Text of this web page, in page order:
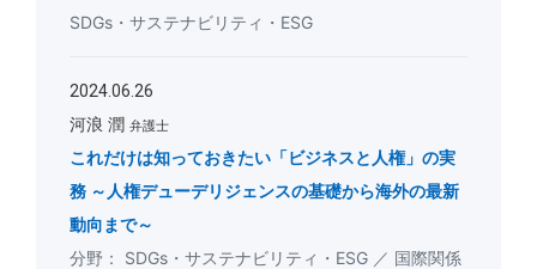
SDGs・サステナビリティ・ESG
2024.06.26
河浪 潤 弁護士
これだけは知っておきたい「ビジネスと人権」の実
務 ～人権デューデリジェンスの基礎から海外の最新
動向まで～
SDGs・サステナビリティ・ESG
国際関係